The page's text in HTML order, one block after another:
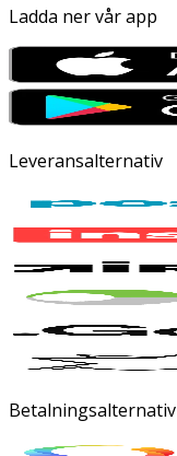
Ladda ner vår app
Leveransalternativ
Betalningsalternativ